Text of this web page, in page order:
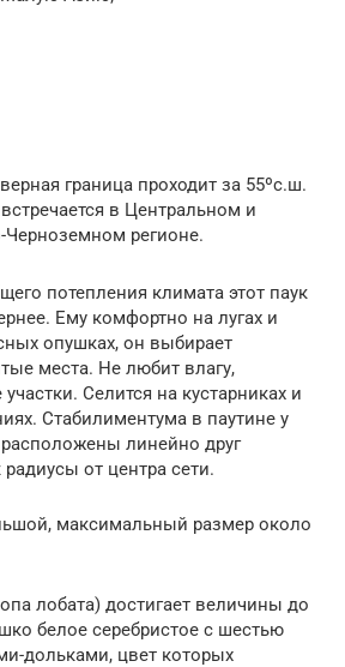
граница проходит за 55ºс.ш.
в Центральном и
Черноземном регионе.
потепления климата этот паук
Ему комфортно на лугах и
опушках, он выбирает
места. Не любит влагу,
Селится на кустарниках и
Стабилиментума в паутине у
линейно друг
радиусы от центра сети.
максимальный размер около
лобата) достигает величины до
белое серебристое с шестью
дольками, цвет которых